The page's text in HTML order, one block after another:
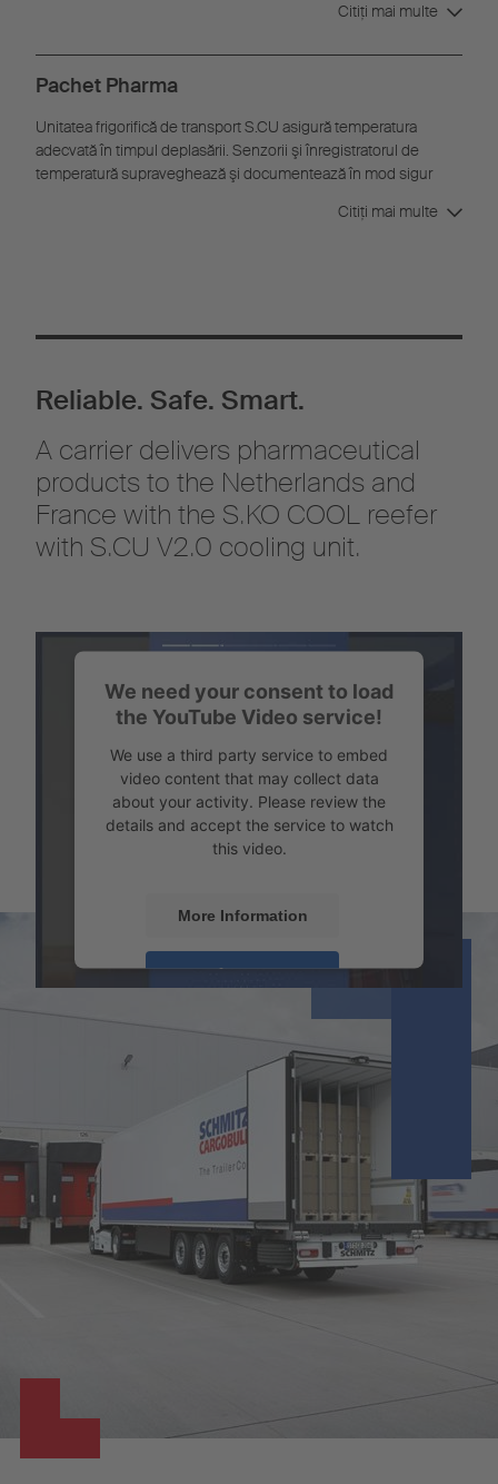
siguranţa vehiculului şi a încărcăturii dumneavoastră.Citiţi mai multe
Pachet Pharma
Unitatea frigorifică de transport S.CU asigură temperatura
adecvată în timpul deplasării. Senzorii şi înregistratorul de
temperatură supraveghează şi documentează în mod sigur
Pentru un transport eficient şi sigur aveţi al dispoziţie pereţi
Citiţi mai multe
Reliable. Safe. Smart.
A carrier delivers pharmaceutical
products to the Netherlands and
France with the S.KO COOL reefer
with S.CU V2.0 cooling unit.
We need your consent to load
the YouTube Video service!
We use a third party service to embed
video content that may collect data
about your activity. Please review the
details and accept the service to watch
this video.
More Information
Accept
Management